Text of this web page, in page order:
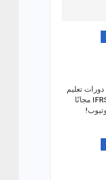
أفضل 5 دورات تعليم
شهادة IFRS مجانًا